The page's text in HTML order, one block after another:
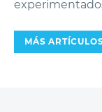
MÁS